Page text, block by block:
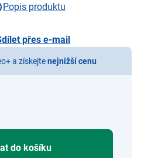
Popis produktu
přes e-mail
a získejtenejnižší cenu
do košíku